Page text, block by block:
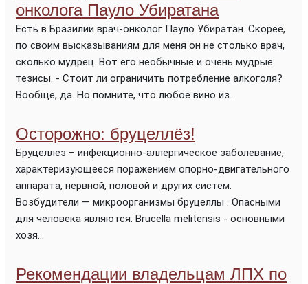
онколога Пауло Убиратана
Есть в Бразилии врач-онколог Пауло Убиратан. Скорее,
по своим высказываниям для меня он не столько врач,
сколько мудрец. Вот его необычные и очень мудрые
тезисы. - Стоит ли ограничить потребление алкоголя?
Вообще, да. Но помните, что любое вино из...
Осторожно: бруцеллёз!
Бруцеллез – инфекционно-аллергическое заболевание,
характеризующееся поражением опорно-двигательного
аппарата, нервной, половой и других систем.
Возбудители — микроорганизмы бруцеллы . Опасными
для человека являются: Brucella melitensis - основными
хозя...
Рекомендации владельцам ЛПХ по